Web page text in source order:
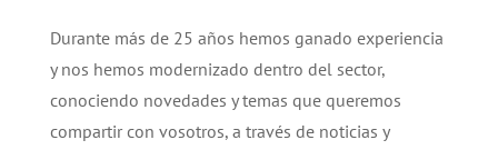
Durante más de 25 años hemos ganado experiencia
y nos hemos modernizado dentro del sector,
conociendo novedades y temas que queremos
compartir con vosotros, a través de noticias y